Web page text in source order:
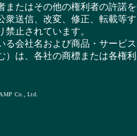
またはその他の権利者の許諾
衆送信、改変、修正、転載等
禁止されています。
る会社名および商品・サービ
）は、各社の商標または各権
Co., Ltd.